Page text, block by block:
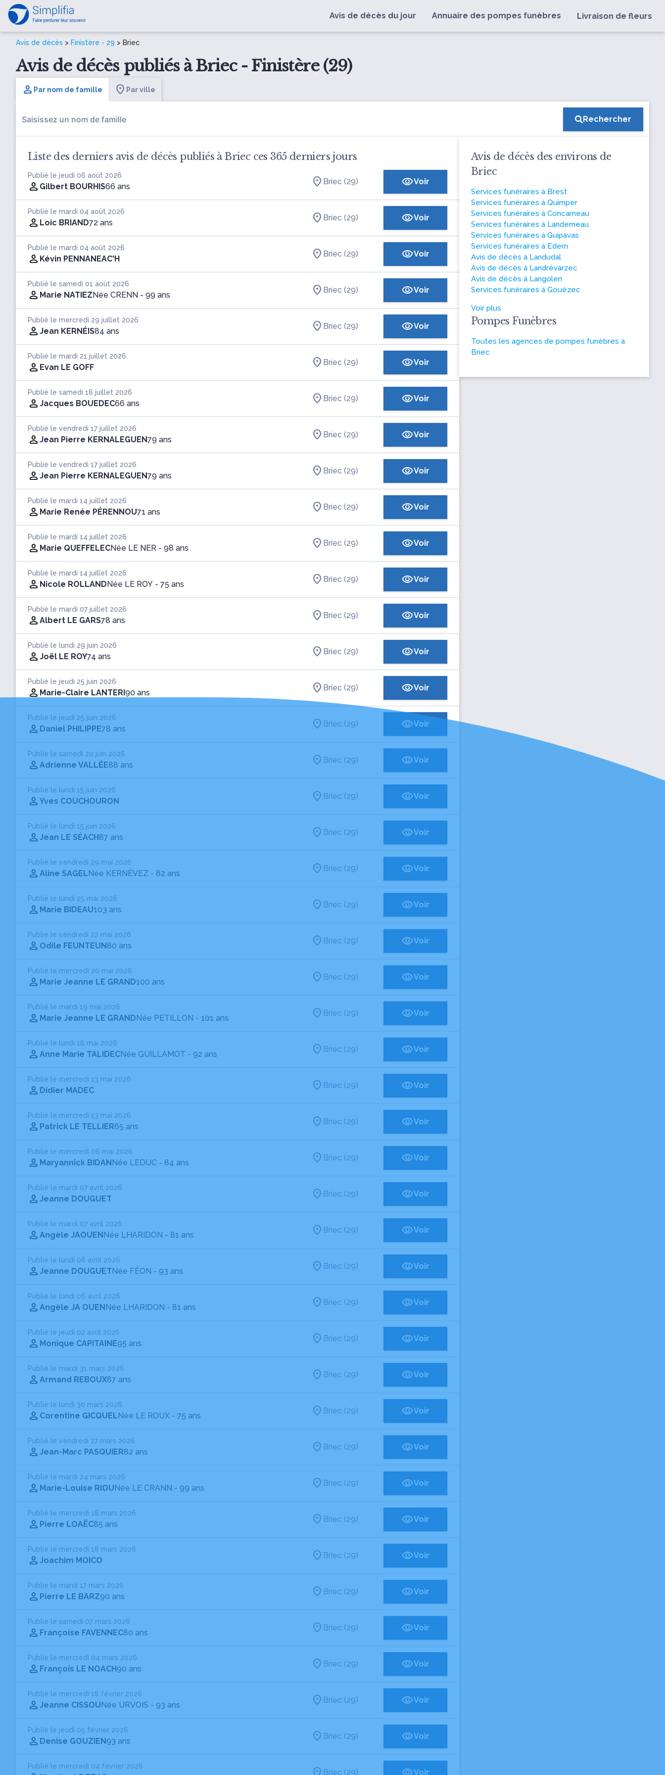
Avis de décès du jour Annuaire des pompes funèbres Livraison de fleurs
Avis de décès > Finistère - 29 > Briec
Avis de décès publiés à Briec - Finistère (29)
Par nom de famille Par ville
Rechercher
Liste des derniers avis de décès publiés à Briec ces 365 derniers jours
Publié le jeudi 06 août 2026
Gilbert BOURHIS66 ans
Briec (29) Voir
Publié le mardi 04 août 2026
Loic BRIAND72 ans
Briec (29) Voir
Publié le mardi 04 août 2026
Kévin PENNANEAC'H
Briec (29) Voir
Publié le samedi 01 août 2026
Marie NATIEZNée CRENN - 99 ans
Briec (29) Voir
Publié le mercredi 29 juillet 2026
Jean KERNÉIS84 ans
Briec (29) Voir
Publié le mardi 21 juillet 2026
Evan LE GOFF
Briec (29) Voir
Publié le samedi 18 juillet 2026
Jacques BOUEDEC66 ans
Briec (29) Voir
Publié le vendredi 17 juillet 2026
Jean Pierre KERNALEGUEN79 ans
Briec (29) Voir
Publié le vendredi 17 juillet 2026
Jean Pierre KERNALEGUEN79 ans
Briec (29) Voir
Publié le mardi 14 juillet 2026
Marie Renée PÉRENNOU71 ans
Briec (29) Voir
Publié le mardi 14 juillet 2026
Marie QUEFFELECNée LE NER - 98 ans
Briec (29) Voir
Publié le mardi 14 juillet 2026
Nicole ROLLANDNée LE ROY - 75 ans
Briec (29) Voir
Publié le mardi 07 juillet 2026
Albert LE GARS78 ans
Briec (29) Voir
Publié le lundi 29 juin 2026
Joël LE ROY74 ans
Briec (29) Voir
Publié le jeudi 25 juin 2026
Marie-Claire LANTERI90 ans
Briec (29) Voir
Publié le jeudi 25 juin 2026
Daniel PHILIPPE78 ans
Briec (29) Voir
Publié le samedi 20 juin 2026
Adrienne VALLÉE88 ans
Briec (29) Voir
Publié le lundi 15 juin 2026
Yves COUCHOURON
Briec (29) Voir
Publié le lundi 15 juin 2026
Jean LE SÉACH87 ans
Briec (29) Voir
Publié le vendredi 29 mai 2026
Aline SAGELNée KERNÉVEZ - 82 ans
Briec (29) Voir
Publié le lundi 25 mai 2026
Marie BIDEAU103 ans
Briec (29) Voir
Publié le vendredi 22 mai 2026
Odile FEUNTEUN80 ans
Briec (29) Voir
Publié le mercredi 20 mai 2026
Marie Jeanne LE GRAND100 ans
Briec (29) Voir
Publié le mardi 19 mai 2026
Marie Jeanne LE GRANDNée PETILLON - 101 ans
Briec (29) Voir
Publié le lundi 18 mai 2026
Anne Marie TALIDECNée GUILLAMOT - 92 ans
Briec (29) Voir
Publié le mercredi 13 mai 2026
Didier MADEC
Briec (29) Voir
Publié le mercredi 13 mai 2026
Patrick LE TELLIER65 ans
Briec (29) Voir
Publié le mercredi 06 mai 2026
Maryannick BIDANNée LEDUC - 84 ans
Briec (29) Voir
Publié le mardi 07 avril 2026
Jeanne DOUGUET
Briec (29) Voir
Publié le mardi 07 avril 2026
Angèle JAOUENNée LHARIDON - 81 ans
Briec (29) Voir
Publié le lundi 06 avril 2026
Jeanne DOUGUETNée FÉON - 93 ans
Briec (29) Voir
Publié le lundi 06 avril 2026
Angèle JA OUENNée LHARIDON - 81 ans
Briec (29) Voir
Publié le jeudi 02 avril 2026
Monique CAPITAINE95 ans
Briec (29) Voir
Publié le mardi 31 mars 2026
Armand REBOUX87 ans
Briec (29) Voir
Publié le lundi 30 mars 2026
Corentine GICQUELNée LE ROUX - 75 ans
Briec (29) Voir
Publié le vendredi 27 mars 2026
Jean-Marc PASQUIER82 ans
Briec (29) Voir
Publié le mardi 24 mars 2026
Marie-Louise RIOUNée LE CRANN - 99 ans
Briec (29) Voir
Publié le mercredi 18 mars 2026
Pierre LOAËC85 ans
Briec (29) Voir
Publié le mercredi 18 mars 2026
Joachim MOICO
Briec (29) Voir
Publié le mardi 17 mars 2026
Pierre LE BARZ90 ans
Briec (29) Voir
Publié le samedi 07 mars 2026
Françoise FAVENNEC80 ans
Briec (29) Voir
Publié le mercredi 04 mars 2026
François LE NOACH90 ans
Briec (29) Voir
Publié le mercredi 18 février 2026
Jeanne CISSOUNée URVOIS - 93 ans
Briec (29) Voir
Publié le jeudi 05 février 2026
Denise GOUZIEN93 ans
Briec (29) Voir
Publié le mercredi 04 février 2026
Briec (29) Voir
Avis de décès des environs de
Briec
Services funéraires à Brest
Services funéraires à Quimper
Services funéraires à Concarneau
Services funéraires à Landerneau
Services funéraires à Guipavas
Services funéraires à Edern
Avis de décès à Landudal
Avis de décès à Landrévarzec
Avis de décès à Langolen
Services funéraires à Gouézec
Voir plus
Pompes Funèbres
Toutes les agences de pompes funèbres à
Briec